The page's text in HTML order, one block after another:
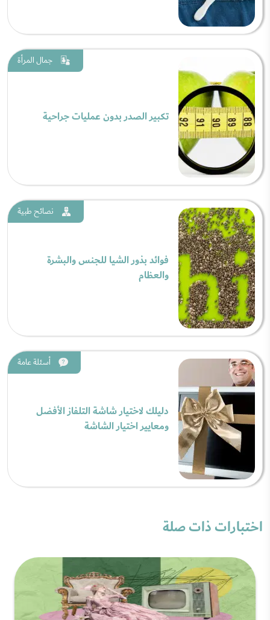
جمال المرأة
تكبير الصدر بدون عمليات جراحية
نصائح طبية
فوائد بذور الشيا للجنس والبشرة
والعظام
أسئلة عامة
دليلك لاختيار شاشة التلفاز الأفضل
ومعايير اختيار الشاشة
اختبارات ذات صلة